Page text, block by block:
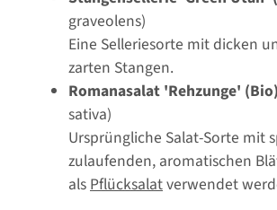
graveolens)
Eine Selleriesorte mit dicken
zarten Stangen.
Romanasalat 'Rehzunge' (Bio)
sativa)
Ursprüngliche Salat-Sorte mit
zulaufenden, aromatischen
alsPflücksalatverwendet